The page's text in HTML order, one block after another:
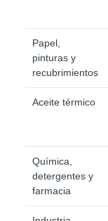
Papel,
pinturas y
recubrimientos
Aceite térmico
Química,
detergentes y
farmacia